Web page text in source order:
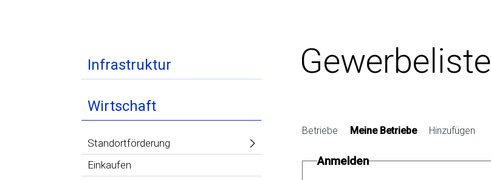
Inhaltsnavigation:
Infrastruktur
Wirtschaft
Standortförderung
Einkaufen
Gewerbeliste
Betriebe Meine Betriebe Hinzufügen
Anmelden